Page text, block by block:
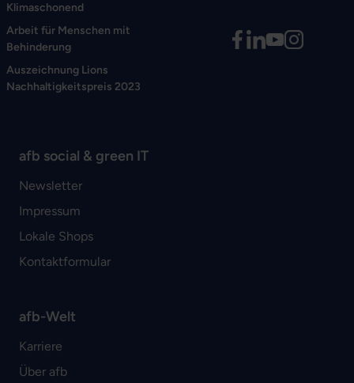
Klimaschonend
Arbeit für Menschen mit
Behinderung
Auszeichnung Lions
Nachhaltigkeitspreis 2023
afb social & green IT
Newsletter
Impressum
Lokale Shops
Kontaktformular
afb-Welt
Karriere
Über afb